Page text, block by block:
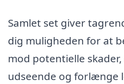
Samlet set giver
dig muligheden for at
mod potentielle
udseende og forlænge